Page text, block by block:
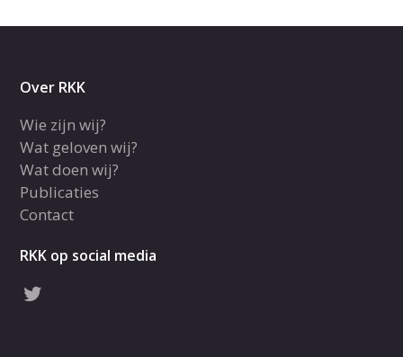
Over RKK
Wie zijn wij?
Wat geloven wij?
Wat doen wij?
Publicaties
Contact
RKK op social media